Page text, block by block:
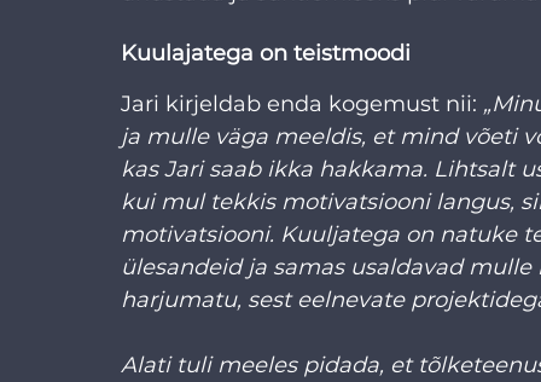
Kuulajatega on teistmoodi
Jari kirjeldab enda kogemust nii:
ja mulle väga meeldis, et mind võeti
kas Jari saab ikka hakkama. Lihtsalt
kui mul tekkis motivatsiooni langus,
motivatsiooni. Kuuljatega on natuke
ülesandeid ja samas usaldavad
harjumatu, sest eelnevate
Alati tuli meeles pidada, et